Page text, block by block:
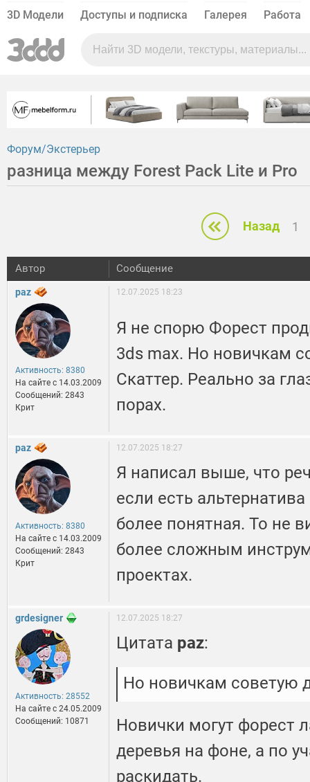
3D Модели Доступы и подписка Галерея Работа
Форум Экстерьер
разница между Forest Pack Lite и Pro
Назад 1
Автор Сообщение
paz
Активность: 8380
На сайте c 14.03.2009
Сообщений: 2843
Крит
12.07.2025 18:23
Я не спорю Форест
3ds max. Но новичкам
Скаттер. Реально за
порах.
paz
Активность: 8380
На сайте c 14.03.2009
Сообщений: 2843
Крит
12.07.2025 18:27
Я написал выше, что
если есть
более понятная. То не
более сложным
проектах.
grdesigner
Активность: 28552
На сайте c 24.05.2009
Сообщений: 10871
12.07.2025 18:27
Цитата paz:
Но новичкам советую
Новички могут форест
деревья на фоне, а по
раскидать.